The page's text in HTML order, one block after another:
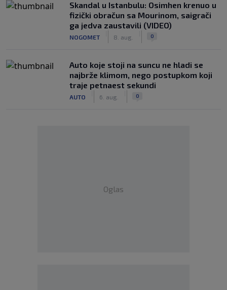
Skandal u Istanbulu: Osimhen krenuo u
fizički obračun sa Mourinom, saigrači
ga jedva zaustavili (VIDEO)
NOGOMET 8. aug. 0
Auto koje stoji na suncu ne hladi se
najbrže klimom, nego postupkom koji
traje petnaest sekundi
AUTO 6. aug. 0
Oglas